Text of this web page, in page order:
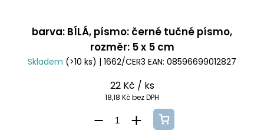
barva: BÍLÁ, písmo: černé tučné písmo,
rozměr: 5 x 5 cm
Skladem (>10 ks) | 1662/CER3 EAN: 08596699012827
22 Kč / ks
18,18 Kč bez DPH